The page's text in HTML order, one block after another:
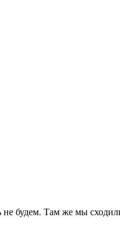
будем. Там же мы